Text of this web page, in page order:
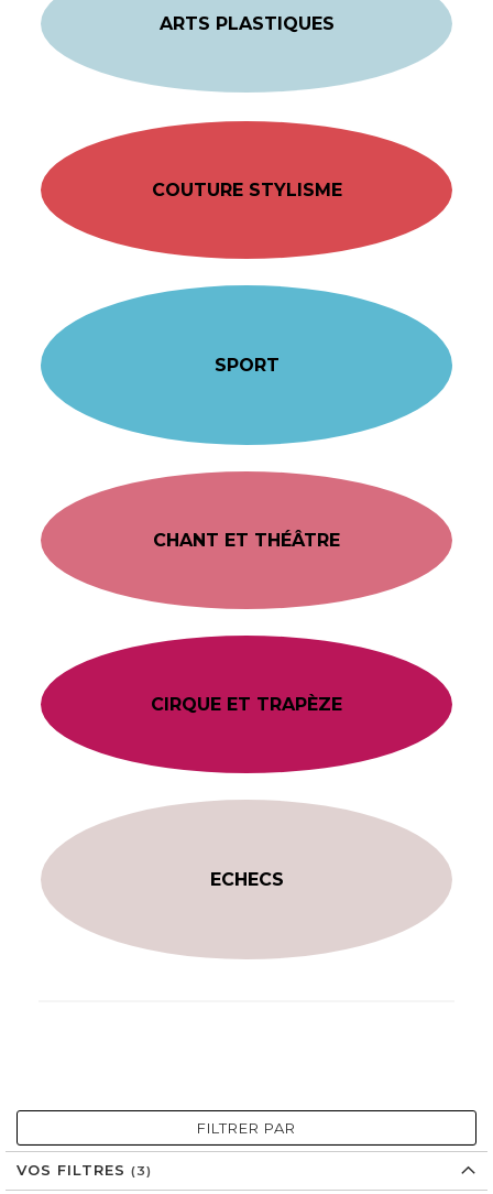
ARTS PLASTIQUES
COUTURE STYLISME
SPORT
CHANT ET THÉÂTRE
CIRQUE ET TRAPÈZE
ECHECS
FILTRER PAR
VOS FILTRES